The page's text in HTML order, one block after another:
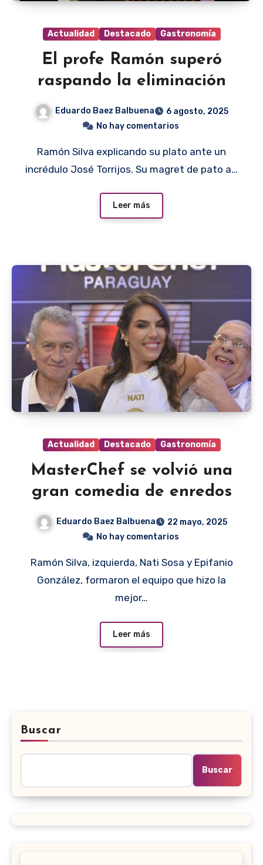
Actualidad Destacado Gastronomía
El profe Ramón superó
raspando la eliminación
Eduardo Baez Balbuena
6 agosto, 2025
No hay comentarios
Ramón Silva explicando su plato ante un
incrédulo José Torrijos. Su magret de pato a…
Leer más
Actualidad Destacado Gastronomía
MasterChef se volvió una
gran comedia de enredos
Eduardo Baez Balbuena
22 mayo, 2025
No hay comentarios
Ramón Silva, izquierda, Nati Sosa y Epifanio
González, formaron el equipo que hizo la
mejor…
Leer más
Buscar
Buscar